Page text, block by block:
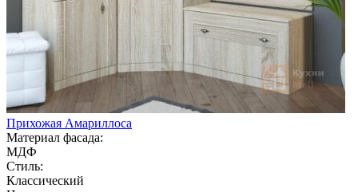
Прихожая Амариллоса
Материал фасада:
МДФ
Стиль:
Классический